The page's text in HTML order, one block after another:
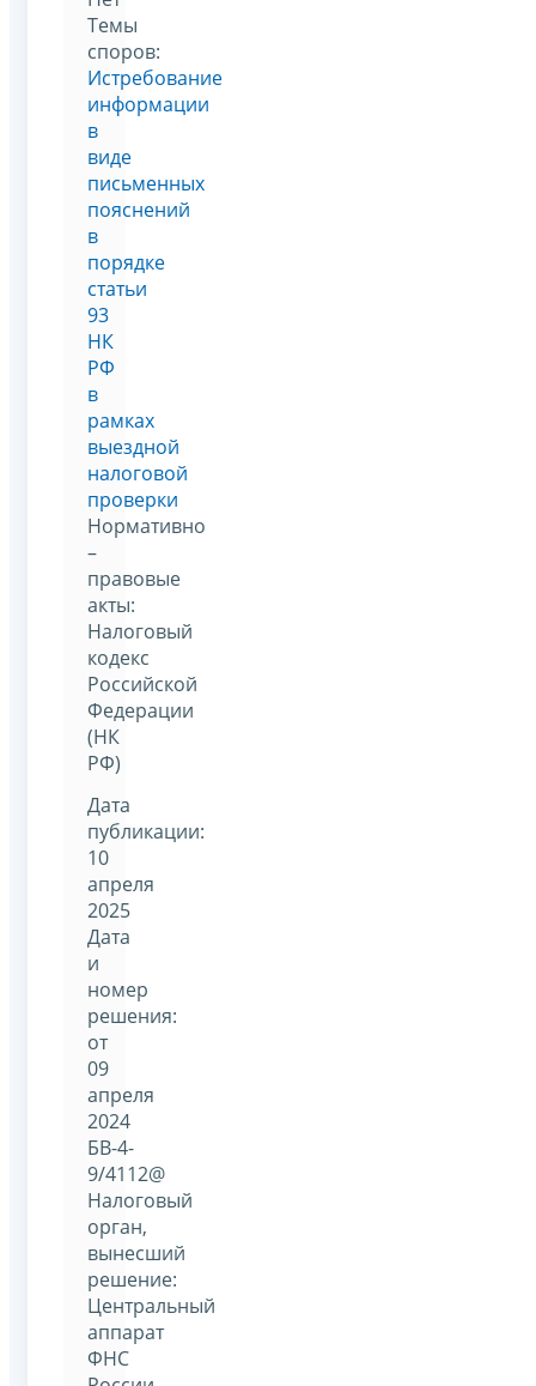
Темы
споров:
Истребование
информации
в
виде
письменных
пояснений
в
порядке
статьи
93
НК
РФ
в
рамках
выездной
налоговой
проверки
Нормативно
–
правовые
акты:
Налоговый
кодекс
Российской
Федерации
(НК
РФ)
Дата
публикации:
10
апреля
2025
Дата
и
номер
решения:
от
09
апреля
2024
БВ-4-
9/4112@
Налоговый
орган,
вынесший
решение:
Центральный
аппарат
ФНС